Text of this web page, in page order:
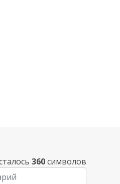
360символов